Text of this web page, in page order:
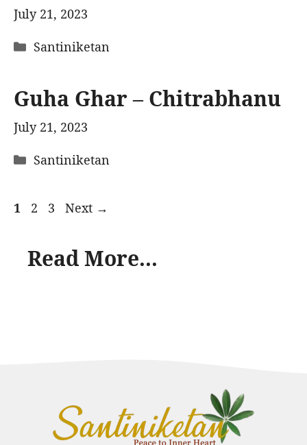
July 21, 2023
Categories
Santiniketan
Guha Ghar – Chitrabhanu
July 21, 2023
Categories
Santiniketan
Page
1 Page
2 Page
3 Next →
Read More...